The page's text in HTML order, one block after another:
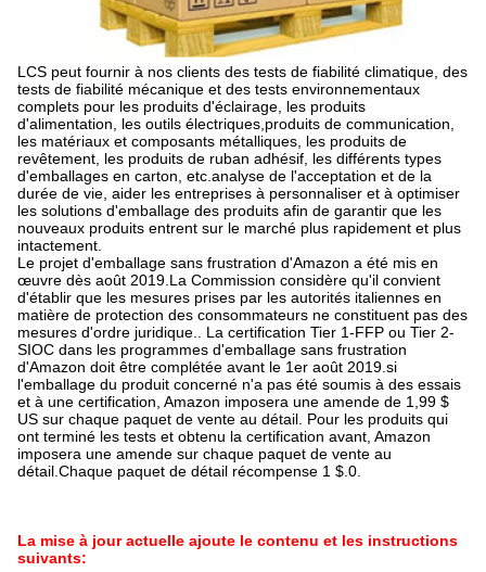
LCS peut fournir à nos clients des tests de fiabilité climatique, des
tests de fiabilité mécanique et des tests environnementaux
complets pour les produits d'éclairage, les produits
d'alimentation, les outils électriques,produits de communication,
les matériaux et composants métalliques, les produits de
revêtement, les produits de ruban adhésif, les différents types
d'emballages en carton, etc.analyse de l'acceptation et de la
durée de vie, aider les entreprises à personnaliser et à optimiser
les solutions d'emballage des produits afin de garantir que les
nouveaux produits entrent sur le marché plus rapidement et plus
intactement.
Le projet d'emballage sans frustration d'Amazon a été mis en
œuvre dès août 2019.La Commission considère qu'il convient
d'établir que les mesures prises par les autorités italiennes en
matière de protection des consommateurs ne constituent pas des
mesures d'ordre juridique.. La certification Tier 1-FFP ou Tier 2-
SIOC dans les programmes d'emballage sans frustration
d'Amazon doit être complétée avant le 1er août 2019.si
l'emballage du produit concerné n'a pas été soumis à des essais
et à une certification, Amazon imposera une amende de 1,99 $
US sur chaque paquet de vente au détail. Pour les produits qui
ont terminé les tests et obtenu la certification avant, Amazon
imposera une amende sur chaque paquet de vente au
détail.Chaque paquet de détail récompense 1 $.0.
La mise à jour actuelle ajoute le contenu et les instructions
suivants: